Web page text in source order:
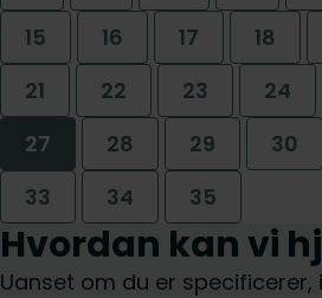
15
16 17 18
21
22 23 24
27
28 29 30
33
34 35
Hvordan kan vi
Uanset om du er